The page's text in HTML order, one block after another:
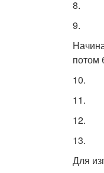
8.
9.
потом
10.
11.
12.
13.
Для